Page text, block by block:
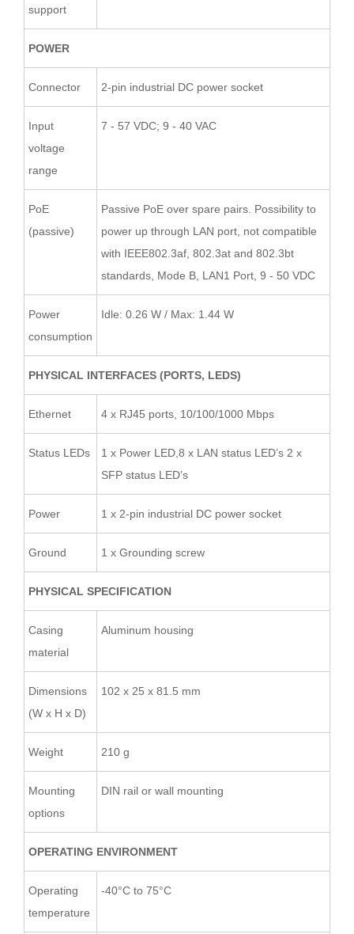
support
POWER
Connector 2-pin industrial DC power socket
Input
voltage
range
7 - 57 VDC; 9 - 40 VAC
PoE
(passive)
Passive PoE over spare pairs. Possibility to
power up through LAN port, not compatible
with IEEE802.3af, 802.3at and 802.3bt
standards, Mode B, LAN1 Port, 9 - 50 VDC
Power
consumption
Idle: 0.26 W / Max: 1.44 W
PHYSICAL INTERFACES (PORTS, LEDS)
Ethernet 4 x RJ45 ports, 10/100/1000 Mbps
Status LEDs
1 x Power LED,8 x LAN status LED’s 2 x
SFP status LED’s
Power 1 x 2-pin industrial DC power socket
Ground 1 x Grounding screw
PHYSICAL SPECIFICATION
Casing
material
Aluminum housing
Dimensions
(W x H x D)
102 x 25 x 81.5 mm
Weight 210 g
Mounting
options
DIN rail or wall mounting
OPERATING ENVIRONMENT
Operating
temperature
-40°C to 75°C